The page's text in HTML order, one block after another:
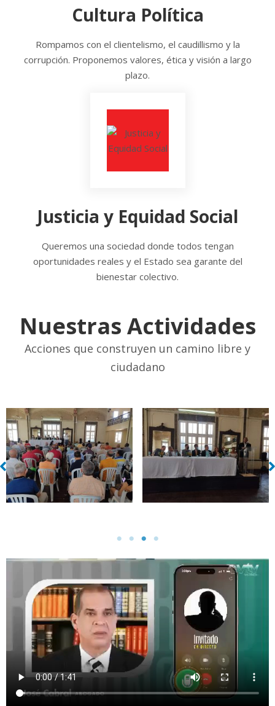
Cultura Política
Rompamos con el clientelismo, el caudillismo y la
corrupción. Proponemos valores, ética y visión a largo
plazo.
Justicia y Equidad Social
Queremos una sociedad donde todos tengan
oportunidades reales y el Estado sea garante del
bienestar colectivo.
Nuestras Actividades
Acciones que construyen un camino libre y
ciudadano
Sin leyenda Sin leyenda